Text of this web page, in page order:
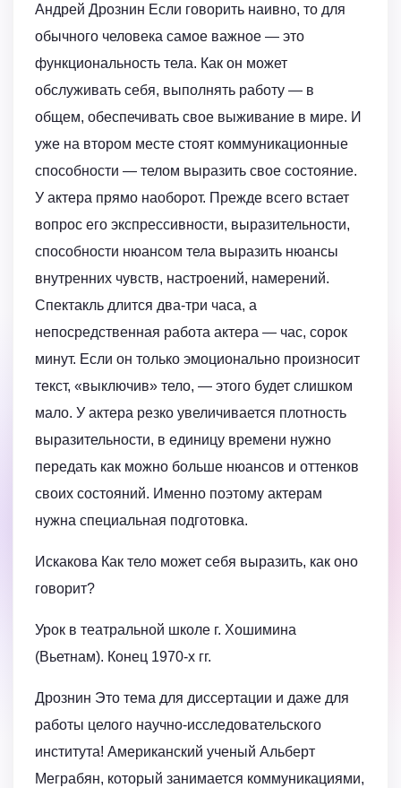
Андрей Дрознин Если говорить наивно, то для
обычного человека самое важное — это
функциональность тела. Как он может
обслуживать себя, выполнять работу — в
общем, обеспечивать свое выживание в мире. И
уже на втором месте стоят коммуникационные
способности — телом выразить свое состояние.
У актера прямо наоборот. Прежде всего встает
вопрос его экспрессивности, выразительности,
способности нюансом тела выразить нюансы
внутренних чувств, настроений, намерений.
Спектакль длится два-три часа, а
непосредственная работа актера — час, сорок
минут. Если он только эмоционально произносит
текст, «выключив» тело, — этого будет слишком
мало. У актера резко увеличивается плотность
выразительности, в единицу времени нужно
передать как можно больше нюансов и оттенков
своих состояний. Именно поэтому актерам
нужна специальная подготовка.
Искакова Как тело может себя выразить, как оно
говорит?
Урок в театральной школе г. Хошимина
(Вьетнам). Конец 1970-х гг.
Дрознин Это тема для диссертации и даже для
работы целого научно-исследовательского
института! Американский ученый Альберт
Меграбян, который занимается коммуникациями,